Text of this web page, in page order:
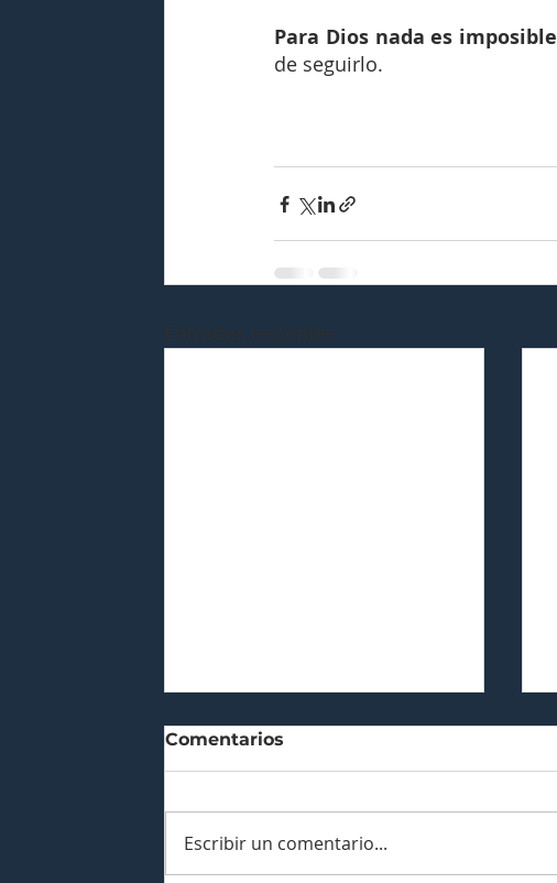
Para Dios nada es imposible
de seguirlo.
Comentarios
Escribir un comentario...